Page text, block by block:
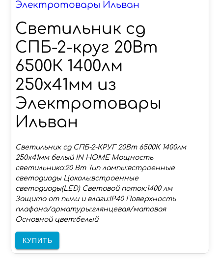
Электротовары Ильван
Светильник сд
СПБ-2-круг 20Вт
6500К 1400лм
250х41мм из
Электротовары
Ильван
Светильник сд СПБ-2-КРУГ 20Вт 6500К 1400лм
250х41мм белый IN HOME Мощность
светильника:20 Вт Тип лампы:встроенные
светодиоды Цоколь:встроенные
светодиоды(LED) Световой поток:1400 лм
Защита от пыли и влаги:IP40 Поверхность
плафона/арматуры:глянцевая/матовая
Основной цвет:белый
КУПИТЬ